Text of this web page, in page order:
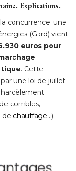
Explications.
concurrence, une
(Gard) vient
euros pour
. Cette
une loi de juillet
combles,
de chauffage...).